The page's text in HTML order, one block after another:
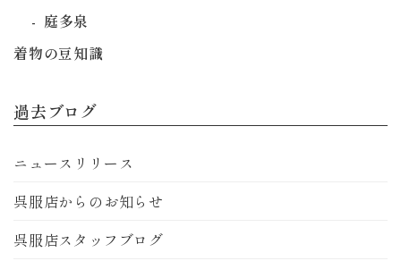
庭多泉
着物の豆知識
過去ブログ
ニュースリリース
呉服店からのお知らせ
呉服店スタッフブログ